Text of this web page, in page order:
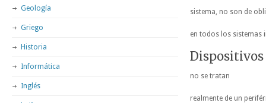
sistema, no son de
en todos los sistemas
Dispositivos
no se tratan
realmente de un
Geología
Griego
Historia
Informática
Inglés